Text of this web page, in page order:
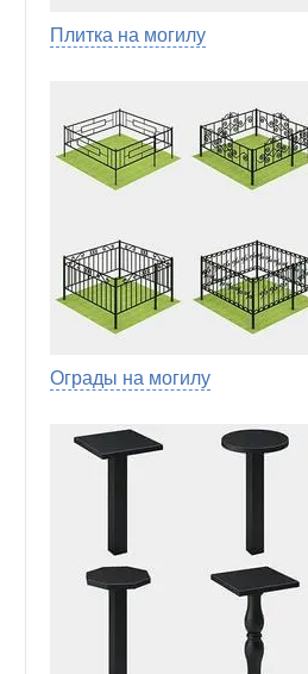
Плитка на могилу
Ограды на могилу